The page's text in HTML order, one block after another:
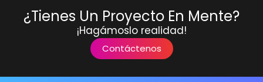
¿Tienes Un Proyecto En Mente?
¡Hagámoslo realidad!
Contáctenos